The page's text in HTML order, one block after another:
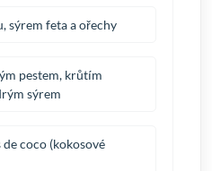
sýrem feta a ořechy
pestem, krůtím
sýrem
coco (kokosové